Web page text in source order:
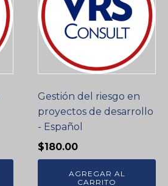
Gestión del riesgo en
proyectos de desarrollo
- Español
$180.00
AGREGAR AL
CARRITO